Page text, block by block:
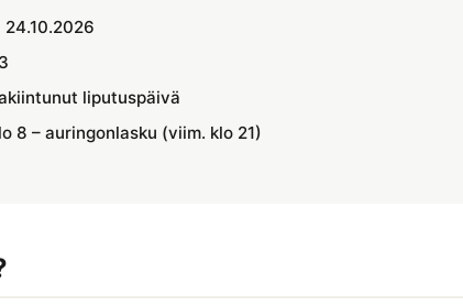
24.10.2026
liputuspäivä
8 – auringonlasku (viim. klo 21)